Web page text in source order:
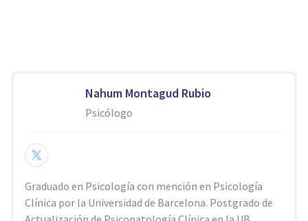
Nahum Montagud Rubio
Psicólogo
Graduado en Psicología con mención en Psicología
Clínica por la Universidad de Barcelona. Postgrado de